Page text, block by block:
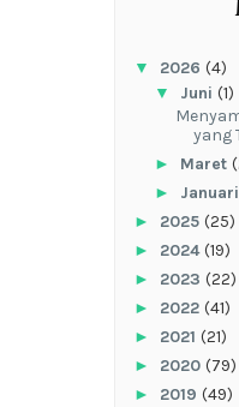
▼ 2026 (4)
▼ Juni (1)
yang
► Maret
► Januari
► 2025 (25)
► 2024(19)
► 2023 (22)
► 2022 (41)
► 2021 (21)
► 2020 (79)
► 2019 (49)